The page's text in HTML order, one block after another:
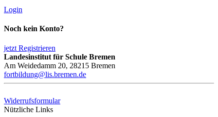
Login
Noch kein Konto?
jetzt Registrieren
Landesinstitut für Schule Bremen
Am Weidedamm 20, 28215 Bremen
fortbildung@lis.bremen.de
Widerrufsformular
Nützliche Links